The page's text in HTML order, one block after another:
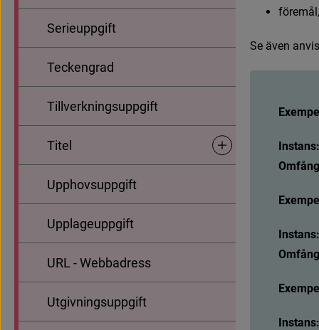
Serieuppgift
Teckengrad
Tillverkningsuppgift
Titel Undersidor för Titel
Upphovsuppgift
Upplageuppgift
URL - Webbadress
Utgivningsuppgift
föremål,
Se även anvis
Instans:
Instans:
Instans: